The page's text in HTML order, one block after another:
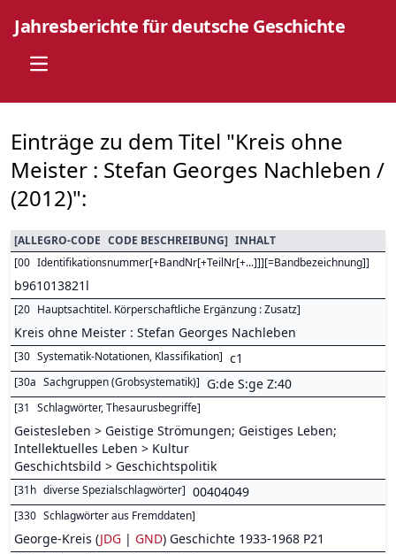
Jahresberichte für deutsche Geschichte
Open main menu
Einträge zu dem Titel "Kreis ohne
Meister : Stefan Georges Nachleben /
(2012)":
[ALLEGRO-CODE CODE BESCHREIBUNG] INHALT
[00 Identifikationsnummer[+BandNr[+TeilNr[+...]]][=Bandbezeichnung]]
b961013821l
[20 Hauptsachtitel. Körperschaftliche Ergänzung : Zusatz]
Kreis ohne Meister : Stefan Georges Nachleben
[30 Systematik-Notationen, Klassifikation] c1
[30a Sachgruppen (Grobsystematik)] G:de S:ge Z:40
[31 Schlagwörter, Thesaurusbegriffe]
Geistesleben > Geistige Strömungen; Geistiges Leben;
Intellektuelles Leben > Kultur
Geschichtsbild > Geschichtspolitik
[31h diverse Spezialschlagwörter] 00404049
[330 Schlagwörter aus Fremddaten]
George-Kreis (JDG | GND) Geschichte 1933-1968 P21